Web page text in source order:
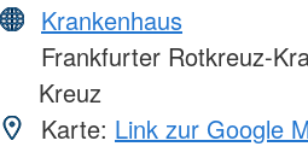
Krankenhaus
Frankfurter Rotkreuz-
Kreuz
Karte: Link zur Google